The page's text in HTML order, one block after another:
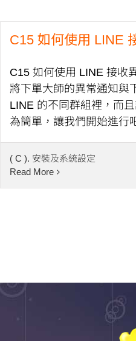
C15 如何使用 LINE
C15 如何使用 LINE 接收
將下單大師的異常通知與
LINE 的不同群組裡，而
為簡單，讓我們開始進行
( C ). 安裝及系統設定
Read More